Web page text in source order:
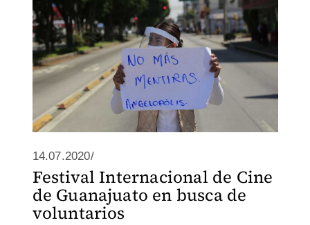
14.07.2020/
Festival Internacional de Cine
de Guanajuato en busca de
voluntarios